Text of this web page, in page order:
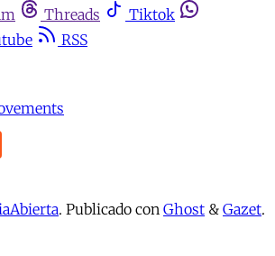
Threads
Tiktok
RSS
. Publicado con Ghost & Gazet.